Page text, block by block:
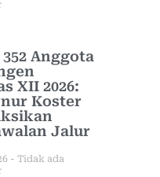
Anggota
XII 2026:
Koster
Jalur
Tidak ada